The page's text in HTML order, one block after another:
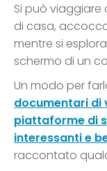
Si può
di casa,
mentre si
schermo di un
Un modo per
documentari di
piattaforme di
interessanti e
raccontato